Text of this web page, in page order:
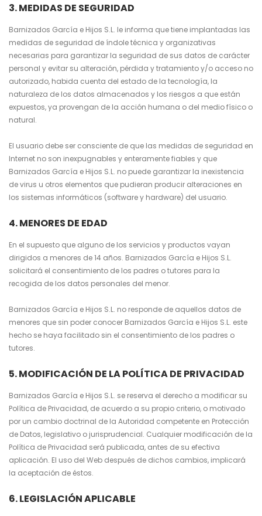
3. MEDIDAS DE SEGURIDAD
Barnizados García e Hijos S.L. le informa que tiene implantadas las
medidas de seguridad de índole técnica y organizativas
necesarias para garantizar la seguridad de sus datos de carácter
personal y evitar su alteración, pérdida y tratamiento y/o acceso no
autorizado, habida cuenta del estado de la tecnología, la
naturaleza de los datos almacenados y los riesgos a que están
expuestos, ya provengan de la acción humana o del medio físico o
natural.
El usuario debe ser consciente de que las medidas de seguridad en
Internet no son inexpugnables y enteramente fiables y que
Barnizados García e Hijos S.L. no puede garantizar la inexistencia
de virus u otros elementos que pudieran producir alteraciones en
los sistemas informáticos (software y hardware) del usuario.
4. MENORES DE EDAD
En el supuesto que alguno de los servicios y productos vayan
dirigidos a menores de 14 años. Barnizados García e Hijos S.L.
solicitará el consentimiento de los padres o tutores para la
recogida de los datos personales del menor.
Barnizados García e Hijos S.L. no responde de aquellos datos de
menores que sin poder conocer Barnizados García e Hijos S.L. este
hecho se haya facilitado sin el consentimiento de los padres o
tutores.
5. MODIFICACIÓN DE LA POLÍTICA DE PRIVACIDAD
Barnizados García e Hijos S.L. se reserva el derecho a modificar su
Política de Privacidad, de acuerdo a su propio criterio, o motivado
por un cambio doctrinal de la Autoridad competente en Protección
de Datos, legislativo o jurisprudencial. Cualquier modificación de la
Política de Privacidad será publicada, antes de su efectiva
aplicación. El uso del Web después de dichos cambios, implicará
la aceptación de éstos.
6. LEGISLACIÓN APLICABLE